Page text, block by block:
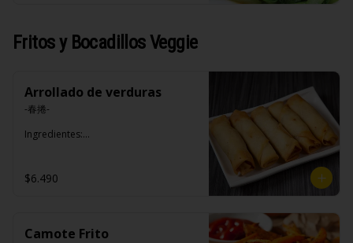
(naranja, canela, anís, pimienta y
comino).
Fritos y Bocadillos Veggie
Arrollado de verduras
-春捲-
Ingredientes:
$6.490
Camote Frito